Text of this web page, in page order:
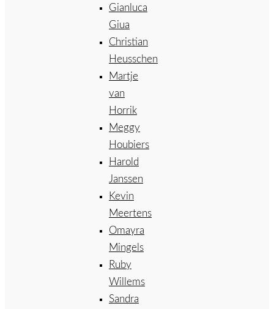
Gianluca
Giua
Christian
Heusschen
Martje
van
Horrik
Meggy
Houbiers
Harold
Janssen
Kevin
Meertens
Omayra
Mingels
Ruby
Willems
Sandra